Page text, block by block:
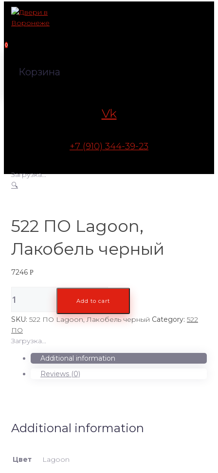
Перейти
контенту
0
Корзина
Vk
+7 (910) 344-39-23
Загрузка...
🔍
522 ПО Lagoon,
Лакобель черный
7246 Р
ПО
Лакобель
черный
quantity
Add to cart
SKU: 522 ПО Lagoon, Лакобель черный Category: 522
ПО
Загрузка...
Additional information
Reviews (0)
Additional information
Цвет Lagoon